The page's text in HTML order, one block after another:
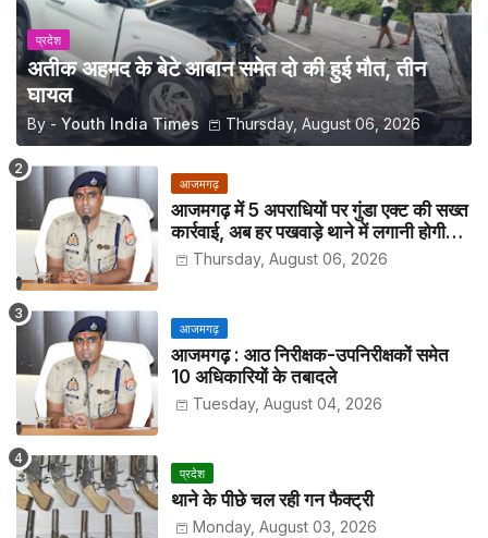
प्रदेश
अतीक अहमद के बेटे आबान समेत दो की हुई मौत, तीन
घायल
By - Youth India Times Thursday, August 06, 2026
आजमगढ़
आजमगढ़ में 5 अपराधियों पर गुंडा एक्ट की सख्त
कार्रवाई, अब हर पखवाड़े थाने में लगानी होगी
हाजिरीThursday, August 06, 2026
आजमगढ़
आजमगढ़ : आठ निरीक्षक-उपनिरीक्षकों समेत
10 अधिकारियों के तबादले
Tuesday, August 04, 2026
प्रदेश
थाने के पीछे चल रही गन फैक्ट्री
Monday, August 03, 2026